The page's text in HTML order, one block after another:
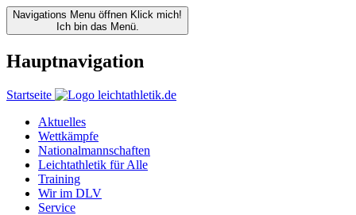
Navigations Menu öffnen Klick mich!
Ich bin das Menü.
Hauptnavigation
Startseite
Aktuelles
Wettkämpfe
Nationalmannschaften
Leichtathletik für Alle
Training
Wir im DLV
Service